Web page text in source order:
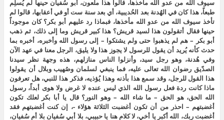
سيوف الله من عدو الله مأخذها، قالوا هذا ملعون، أبو سُفيان حينها لم يُسلِم
طبعاً، هذا كان في الهُدنة بعد الحُديبية، أي بعد سنة ست أو في أعقابها، قالوا لم
تأخذ سيوف الله من عدو الله مأخذها، فبماذا رد عليهم أبو بكر؟ كان موجوداً
حينها فقال أتقولون هذا لسيد قريش؟ هذا كبير قريش وما إلى ذلك، ثم ذهب
أبو بكر – هم لم يذهبوا حتى ولم يشتكوا – إلى رسول الله وأخبره، أخبره بما
حدث كأنه يُريد أن يقول للرسول لا يجوز هذا ولا يليق، الرجل معنا في عهد الآن
وفي هُدنة، وهو رجل سيد، وأنزلوا الناس منازلهم، هذه وجهة نظر سيدنا
الصدّيق رضوان الله تعالى عليه، فما ينبغي لسلمان وصُهيب وبلال أن يقولوا
هذا القول للرجل، وقد سمع هذا بأذنه وهذا يُؤذيه، فذكر هذا للنبي، هل تعرفون
ماذا كانت ردة فعل رسول الله الذي ليس عنده لا غرض ولا هوى أبداً، رسول
الله الحق، هو الحق – ما شاء الله – وهو النور؟ قال يا أبا بكر لعلك تكون
أغضبتهم – احذر من أن تكون أغضبت الثلاثة هؤلاء -، إن كنت أغضبتهم فقد
أغضبت ربك، الله أكبر يا أخي، لا كلام هنا يا حبيبي، بلا أبي سُفيان بلا أم سُفيان،